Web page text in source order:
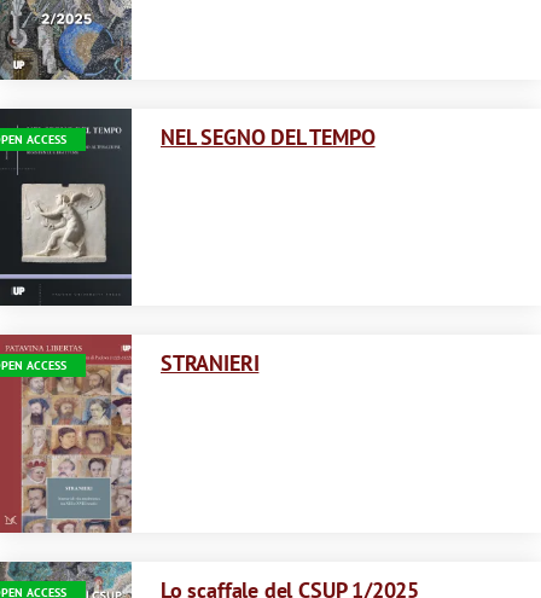
ACCESS
Immagine NEL SEGNO DEL TEMPO
ACCESS
Immagine STRANIERI
ACCESS
Immagine Lo scaffale del CSUP 1/2025